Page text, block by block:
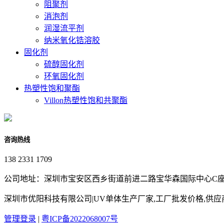
阻聚剂
消泡剂
润湿流平剂
纳米氧化锆溶胶
固化剂
硫醇固化剂
环氧固化剂
热塑性饱和聚酯
Villon热塑性饱和共聚酯
咨询热线
138 2331 1709
公司地址：深圳市宝安区西乡街道前进二路宝华森国际中心C
深圳市优阳科技有限公司|UV单体生产厂家,工厂批发价格,供应
管理登录 | 粤ICP备2022068007号